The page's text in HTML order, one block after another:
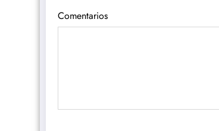
Comentarios